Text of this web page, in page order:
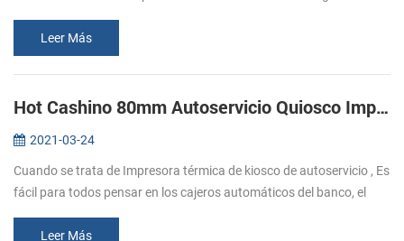
refiere al recubrim...
Leer Más
Hot Cashino 80mm Autoservicio Quiosco Impresora térmica KP-347 Seleccione para usted.
2021-03-24
Cuando se trata de Impresora térmica de kiosco de autoservicio , Es
fácil para todos pensar en los cajeros automáticos del banco, el
quio...Leer Más